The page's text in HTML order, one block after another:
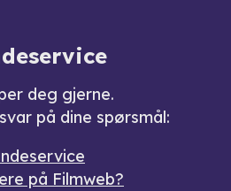
deg gjerne.
på dine spørsmål:
på Filmweb?